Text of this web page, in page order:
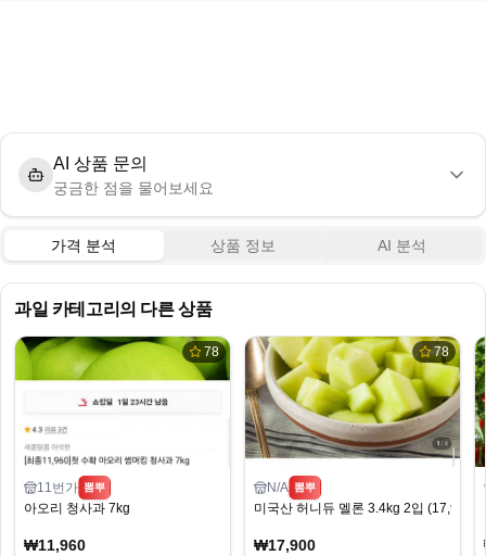
AI 상품 문의
궁금한 점을 물어보세요
가격 분석 상품 정보 AI 분석
과일 카테고리의 다른 상품
78
11번가 뽐뿌
아오리 청사과 7kg
₩11,960
78
N/A 뽐뿌
미국산 허니듀 멜론 3.4kg 2입 (17,900
₩17,900